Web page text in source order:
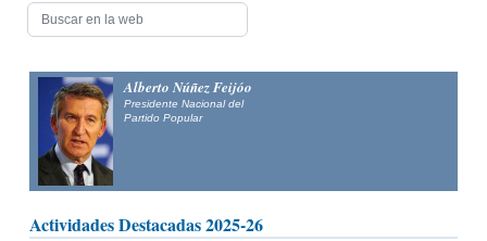
Alberto Núñez Feijóo
Presidente Nacional del
Partido Popular
Actividades Destacadas 2025-26